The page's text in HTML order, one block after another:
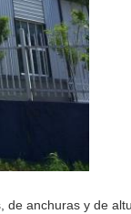
de anchuras y de